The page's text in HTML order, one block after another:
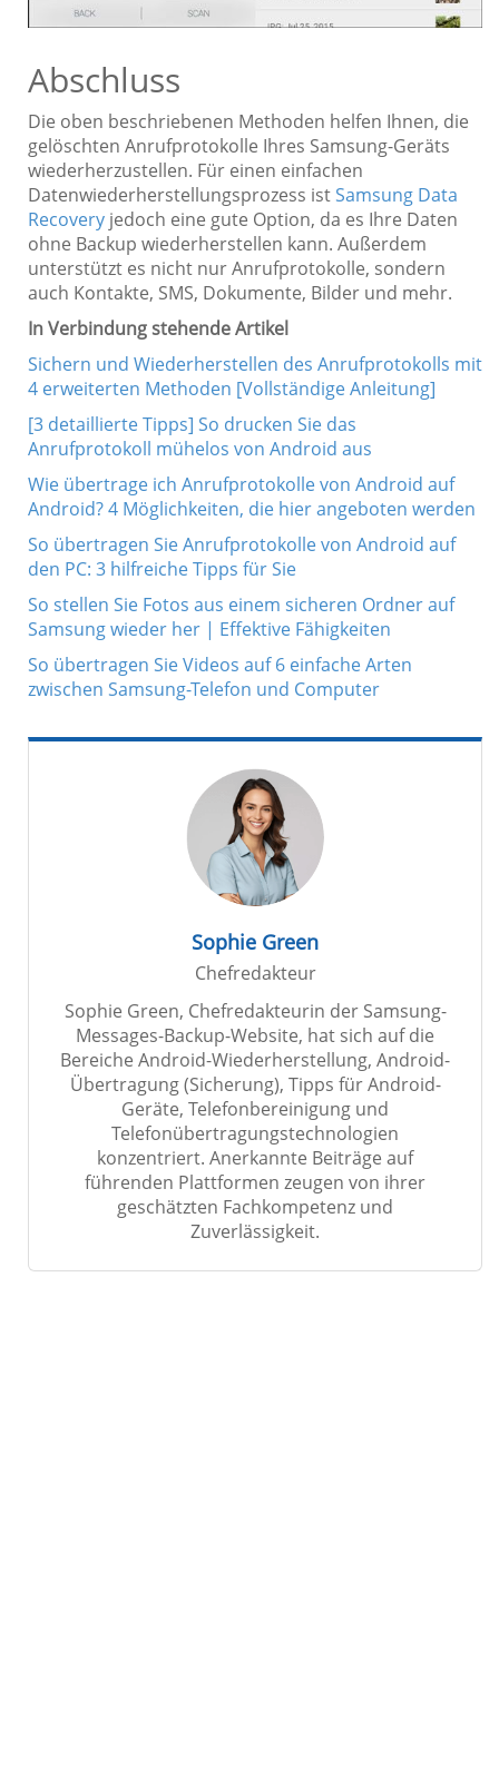
Abschluss
Die oben beschriebenen Methoden helfen Ihnen, die
gelöschten Anrufprotokolle Ihres Samsung-Geräts
wiederherzustellen. Für einen einfachen
Datenwiederherstellungsprozess istSamsung Data
Recovery jedoch eine gute Option, da es Ihre Daten
ohne Backup wiederherstellen kann. Außerdem
unterstützt es nicht nur Anrufprotokolle, sondern
auch Kontakte, SMS, Dokumente, Bilder und mehr.
In Verbindung stehende Artikel
Sichern und Wiederherstellen des Anrufprotokolls mit
4 erweiterten Methoden [Vollständige Anleitung]
[3 detaillierte Tipps] So drucken Sie das
Anrufprotokoll mühelos von Android aus
Wie übertrage ich Anrufprotokolle von Android auf
Android? 4 Möglichkeiten, die hier angeboten werden
So übertragen Sie Anrufprotokolle von Android auf
den PC: 3 hilfreiche Tipps für Sie
So stellen Sie Fotos aus einem sicheren Ordner auf
Samsung wieder her | Effektive Fähigkeiten
So übertragen Sie Videos auf 6 einfache Arten
zwischen Samsung-Telefon und Computer
Sophie Green
Chefredakteur
Sophie Green, Chefredakteurin der Samsung-
Messages-Backup-Website, hat sich auf die
Bereiche Android-Wiederherstellung, Android-
Übertragung (Sicherung), Tipps für Android-
Geräte, Telefonbereinigung und
Telefonübertragungstechnologien
konzentriert. Anerkannte Beiträge auf
führenden Plattformen zeugen von ihrer
geschätzten Fachkompetenz und
Zuverlässigkeit.